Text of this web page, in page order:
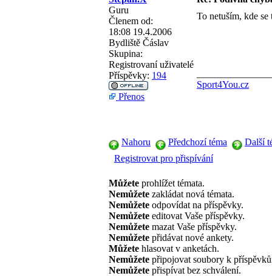
Guru
Členem od:
18:08 19.4.2006
Bydliště Čáslav
Skupina:
Registrovaní uživatelé
Příspěvky: 194
To netuším, kde
Sport4You.cz
Přenos
Nahoru Předchozí téma
Další
Registrovat pro přispívání
Můžete prohlížet témata.
Nemůžete zakládat nová témata.
Nemůžete odpovídat na příspěvky.
Nemůžete editovat Vaše příspěvky.
Nemůžete mazat Vaše příspěvky.
Nemůžete přidávat nové ankety.
Můžete hlasovat v anketách.
Nemůžete připojovat soubory k
Nemůžete přispívat bez schválení.